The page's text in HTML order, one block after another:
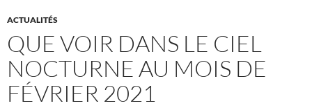
ACTUALITÉS
QUE VOIR DANS LE CIEL
NOCTURNE AU MOIS DE
FÉVRIER 2021